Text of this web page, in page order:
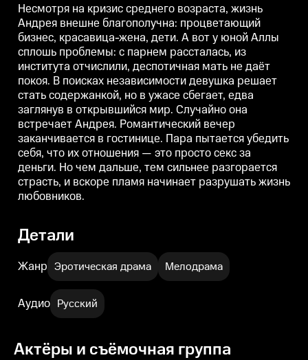
Несмотря на кризис среднего возраста, жизнь
Андрея внешне благополучна: процветающий
бизнес, красавица-жена, дети. А вот у юной Аллы
сплошь проблемы: с парнем рассталась, из
института отчислили, деспотичная мать не даёт
покоя. В поисках независимости девушка решает
стать содержанкой, но в ужасе сбегает, едва
заглянув в открывшийся мир. Случайно она
встречает Андрея. Романтический вечер
заканчивается в гостинице. Пара пытается убедить
себя, что их отношения — это просто секс за
деньги. Но чем дальше, тем сильнее разгорается
страсть, и вскоре пламя начинает разрушать жизнь
любовников.
Детали
Жанр Эротическая драма Мелодрама
Аудио Русский
Актёры и съёмочная группа